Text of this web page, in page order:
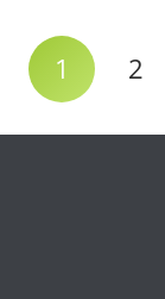
1 2